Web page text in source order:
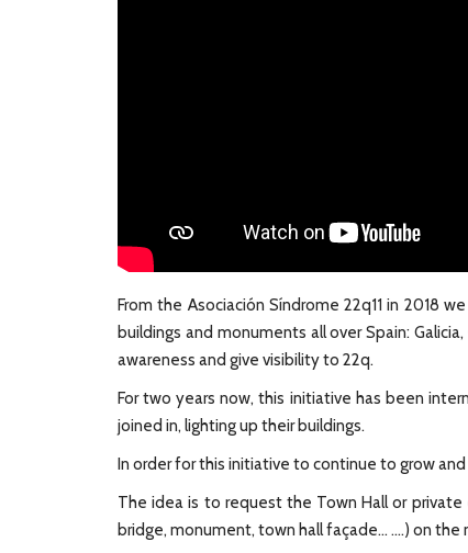
From the Asociación Síndrome 22q11 in 2018
buildings and monuments all over Spain:
awareness and give visibility to 22q.
For two years now, this initiative has been
joined in, lighting up their buildings.
In order for this initiative to continue to grow
The idea is to request the Town Hall or
bridge, monument, town hall façade... ....) on